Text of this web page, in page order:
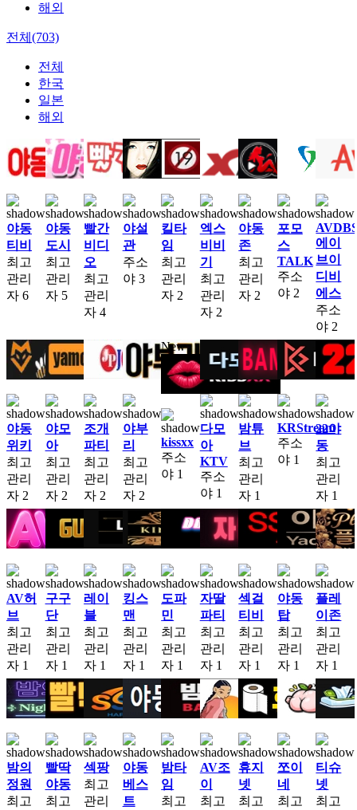
해외
전체(703)
전체
한국
일본
해외
야동
티비
최고
관리
자 6
야동
도시
최고
관리
자 5
빨간
비디
오
최고
관리
자 4
야설
관
주소
야 3
킬타
임
최고
관리
자 2
엑스
비비
기
최고
관리
자 2
야동
존
최고
관리
자 2
포모
스
TALK
주소
야 2
에이
브이
디비
에스
주소
야 2
야동
위키
최고
관리
자 2
야모
아
최고
관리
자 2
조개
파티
최고
관리
자 2
야부
리
최고
관리
자 2
New
kissxx
주소
야 1
다모
아
KTV
주소
야 1
밤튜
브
최고
관리
자 1
KRStream
주소
야 1
22야
동
최고
관리
자 1
AV허
브
최고
관리
자 1
구구
단
최고
관리
자 1
레이
블
최고
관리
자 1
킹스
맨
최고
관리
자 1
도파
민
최고
관리
자 1
자딸
파티
최고
관리
자 1
섹걸
티비
최고
관리
자 1
야동
탑
최고
관리
자 1
플레
이존
최고
관리
자 1
밤의
정원
최고
빨딱
야동
최고
섹팡
최고
관리
야동
베스
트
밤타
임
최고
AV조
이
최고
휴지
넷
최고
쪼이
네
최고
티슈
넷
최고